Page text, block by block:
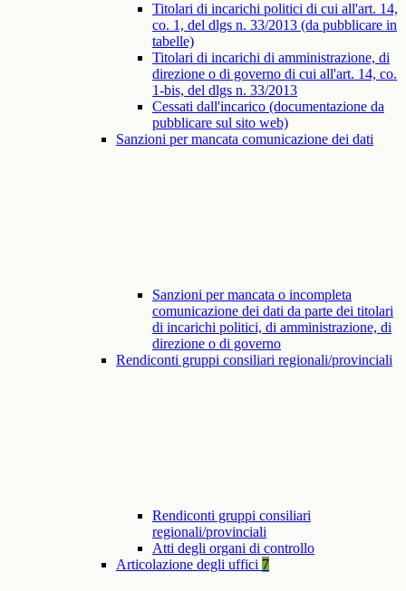
Titolari di incarichi politici di cui all'art. 14,
co. 1, del dlgs n. 33/2013 (da pubblicare in
tabelle)
Titolari di incarichi di amministrazione, di
direzione o di governo di cui all'art. 14, co.
1-bis, del dlgs n. 33/2013
Cessati dall'incarico (documentazione da
pubblicare sul sito web)
Sanzioni per mancata comunicazione dei dati
Sanzioni per mancata o incompleta
comunicazione dei dati da parte dei titolari
di incarichi politici, di amministrazione, di
direzione o di governo
Rendiconti gruppi consiliari regionali/provinciali
Rendiconti gruppi consiliari
regionali/provinciali
Atti degli organi di controllo
Articolazione degli uffici 7